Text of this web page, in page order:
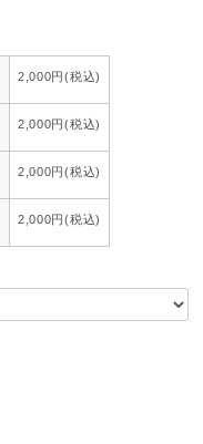
2,000円(税込)
2,000円(税込)
2,000円(税込)
2,000円(税込)